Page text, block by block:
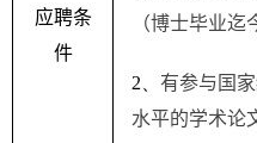
应聘条
件
（博士毕业迄
2、 有参与国
水平的学术论